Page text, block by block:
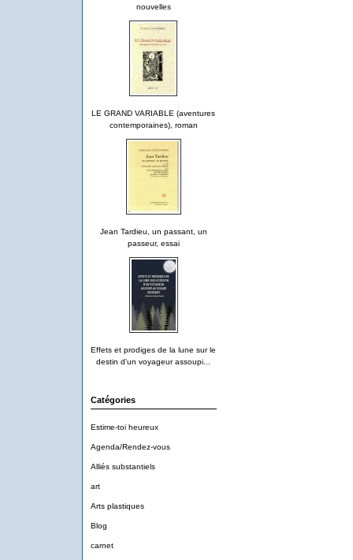
nouvelles
LE GRAND VARIABLE (aventures
contemporaines), roman
Jean Tardieu, un passant, un
passeur, essai
Effets et prodiges de la lune sur le
destin d'un voyageur assoupi...
Catégories
Estime-toi heureux
Agenda/Rendez-vous
Alliés substantiels
art
Arts plastiques
Blog
carnet